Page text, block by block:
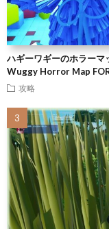
ハギーワギーのホラー
Wuggy Horror Map
攻略